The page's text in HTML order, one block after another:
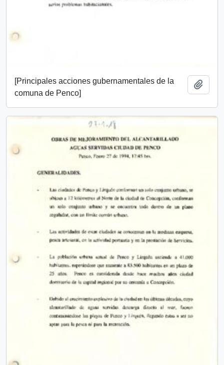
[Principales acciones gubernamentales de la
comuna de Penco]